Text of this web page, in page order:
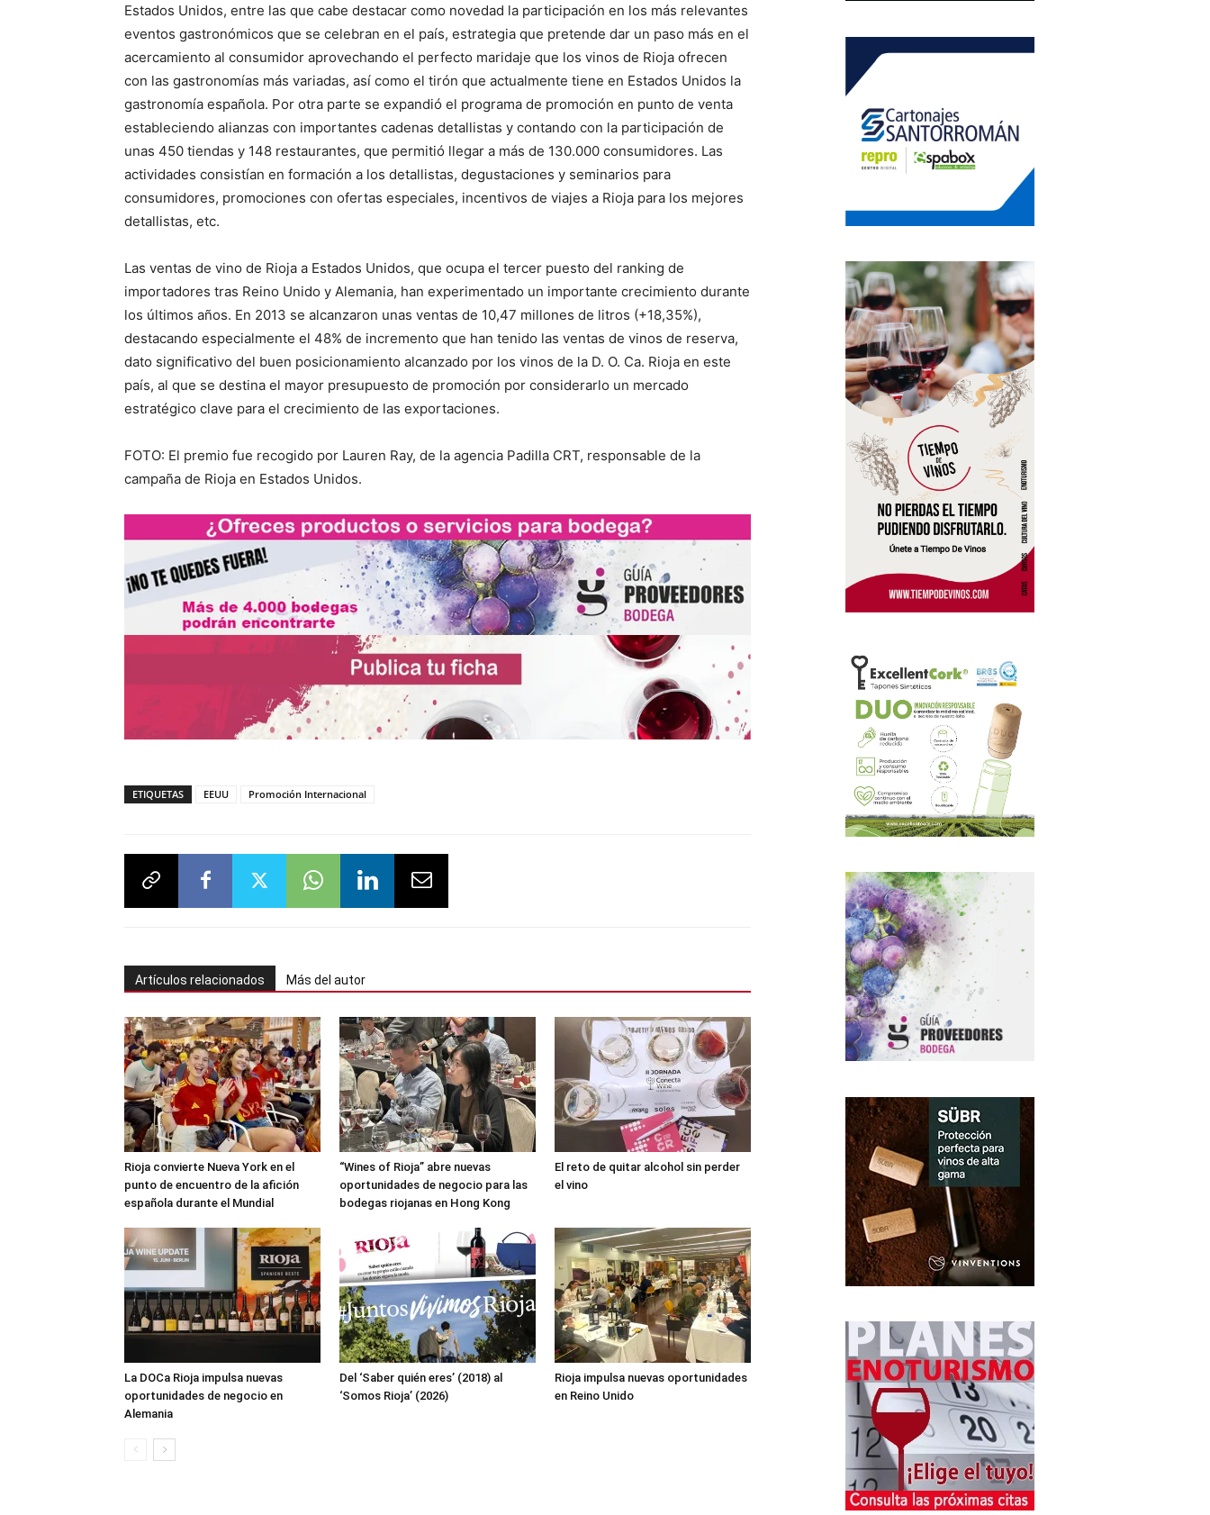
Estados Unidos, entre las que cabe destacar como novedad la participación en los más relevantes
eventos gastronómicos que se celebran en el país, estrategia que pretende dar un paso más en el
acercamiento al consumidor aprovechando el perfecto maridaje que los vinos de Rioja ofrecen
con las gastronomías más variadas, así como el tirón que actualmente tiene en Estados Unidos la
gastronomía española. Por otra parte se expandió el programa de promoción en punto de venta
estableciendo alianzas con importantes cadenas detallistas y contando con la participación de
unas 450 tiendas y 148 restaurantes, que permitió llegar a más de 130.000 consumidores. Las
actividades consistían en formación a los detallistas, degustaciones y seminarios para
consumidores, promociones con ofertas especiales, incentivos de viajes a Rioja para los mejores
detallistas, etc.
Las ventas de vino de Rioja a Estados Unidos, que ocupa el tercer puesto del ranking de
importadores tras Reino Unido y Alemania, han experimentado un importante crecimiento durante
los últimos años. En 2013 se alcanzaron unas ventas de 10,47 millones de litros (+18,35%),
destacando especialmente el 48% de incremento que han tenido las ventas de vinos de reserva,
dato significativo del buen posicionamiento alcanzado por los vinos de la D. O. Ca. Rioja en este
país, al que se destina el mayor presupuesto de promoción por considerarlo un mercado
estratégico clave para el crecimiento de las exportaciones.
FOTO: El premio fue recogido por Lauren Ray, de la agencia Padilla CRT, responsable de la
campaña de Rioja en Estados Unidos.
ETIQUETAS EEUU Promoción Internacional
Artículos relacionados Más del autor
Rioja convierte Nueva York en el
punto de encuentro de la afición
española durante el Mundial
“Wines of Rioja” abre nuevas
oportunidades de negocio para las
bodegas riojanas en Hong Kong
El reto de quitar alcohol sin perder
el vino
La DOCa Rioja impulsa nuevas
oportunidades de negocio en
Alemania
Del ‘Saber quién eres’ (2018) al
‘Somos Rioja’ (2026)
Rioja impulsa nuevas oportunidades
en Reino Unido